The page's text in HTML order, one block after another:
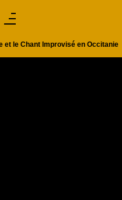
et le Chant Improvisé en Occitanie